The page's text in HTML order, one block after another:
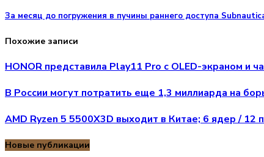
За месяц до погружения в пучины раннего доступа
Похожие записи
HONOR представила Play11 Pro с OLED-экраном и
В России могут потратить еще 1,3 миллиарда на
AMD Ryzen 5 5500X3D выходит в Китае; 6 ядер / 12
Новые публикации